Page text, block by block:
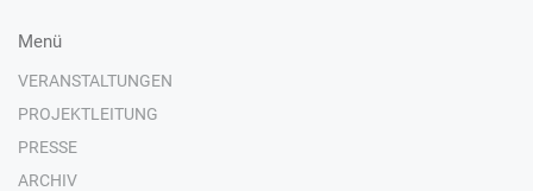
Menü
VERANSTALTUNGEN
PROJEKTLEITUNG
PRESSE
ARCHIV